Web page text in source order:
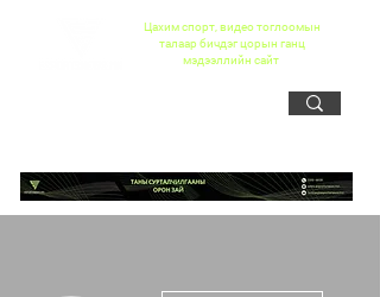
Цахим спорт, видео тоглоомын
талаар бичдэг цорын ганц
мэдээллийн сайт